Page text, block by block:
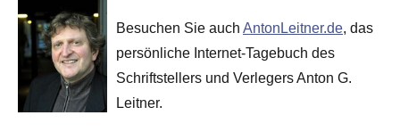
Besuchen Sie auch AntonLeitner.de, das
persönliche Internet-Tagebuch des
Schriftstellers und Verlegers Anton G.
Leitner.